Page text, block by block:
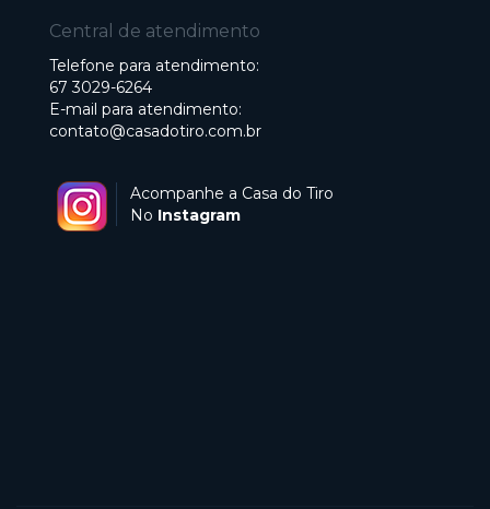
Central de atendimento
Telefone para atendimento:
67 3029-6264
E-mail para atendimento:
contato@casadotiro.com.br
Acompanhe a Casa do Tiro
No Instagram